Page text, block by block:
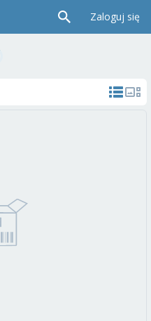
Zaloguj się